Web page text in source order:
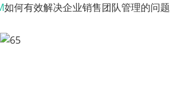
如何有效解决企业销售团队管理的问题